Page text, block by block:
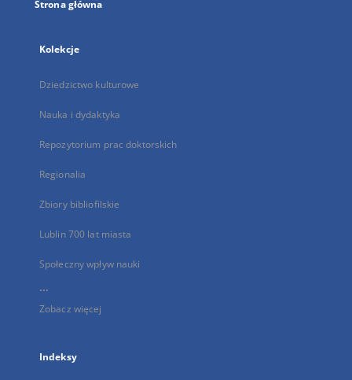
Strona główna
Kolekcje
Dziedzictwo kulturowe
Nauka i dydaktyka
Repozytorium prac doktorskich
Regionalia
Zbiory bibliofilskie
Lublin 700 lat miasta
Społeczny wpływ nauki
...
Zobacz więcej
Indeksy